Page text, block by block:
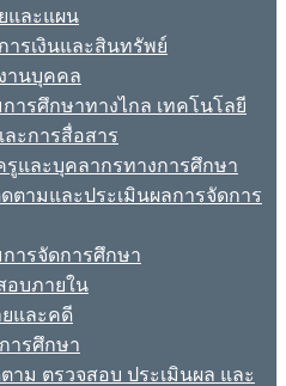
และแผน
ารเงินและสินทรัพย์
านบุคคล
ารศึกษาทางไกล เทคโนโลยี
ะการสื่อสาร
และบุคลากรทางการศึกษา
ตามและประเมินผลการจัดการ
ารจัดการศึกษา
อบภายใน
และคดี
ารศึกษา
ม ตรวจสอบ ประเมินผล และ